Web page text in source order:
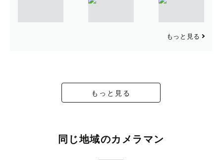
もっと見る
もっと見る
同じ地域のカメラマン